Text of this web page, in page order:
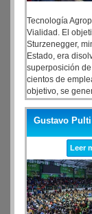
Tecnología
Vialidad. El
Sturzenegger,
Estado, era
superposición
cientos de
objetivo, se
INTA a la órbita
Gustavo
Leer